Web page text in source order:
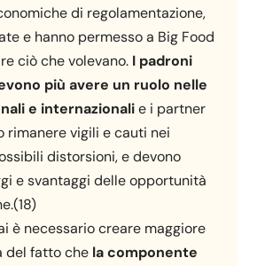
di regolamentazione,
e hanno permesso a Big Food
ciò che volevano. I padroni
più avere un ruolo nelle
e internazionalie i partner
rimanere vigili e cauti nei
distorsioni, e devono
e svantaggi delle opportunità
è necessario creare maggiore
del fatto che la componente